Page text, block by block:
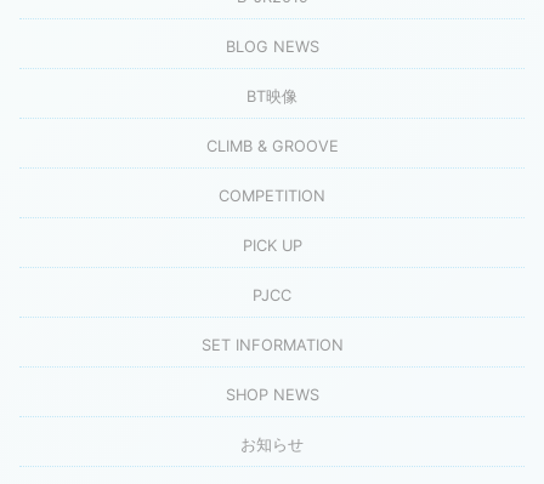
BLOG NEWS
BT映像
CLIMB & GROOVE
COMPETITION
PICK UP
PJCC
SET INFORMATION
SHOP NEWS
お知らせ